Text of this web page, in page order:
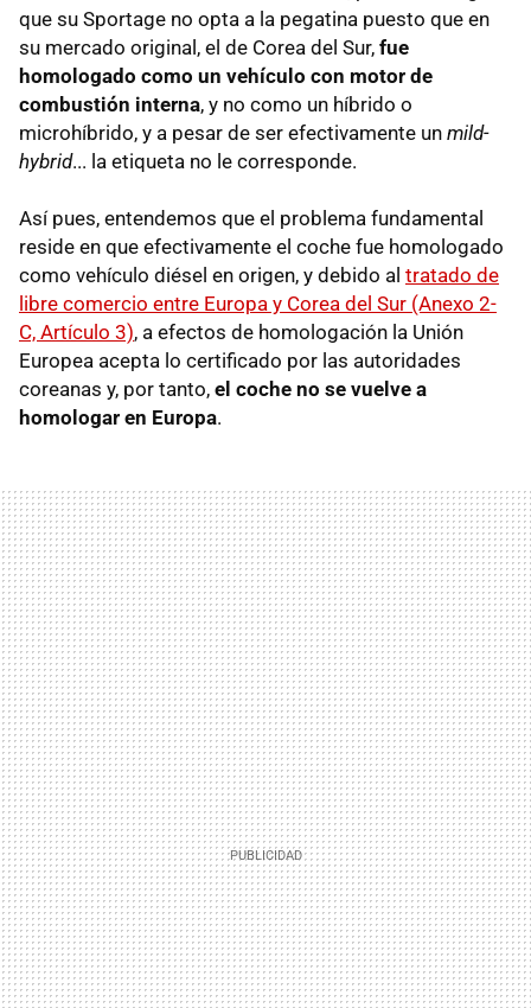
que su Sportage no opta a la pegatina puesto que en
su mercado original, el de Corea del Sur, fue
homologado como un vehículo con motor de
combustión interna, y no como un híbrido o
microhíbrido, y a pesar de ser efectivamente un mild-
hybrid... la etiqueta no le corresponde.
Así pues, entendemos que el problema fundamental
reside en que efectivamente el coche fue homologado
como vehículo diésel en origen, y debido al tratado de
libre comercio entre Europa y Corea del Sur (Anexo 2-
C, Artículo 3), a efectos de homologación la Unión
Europea acepta lo certificado por las autoridades
coreanas y, por tanto, el coche no se vuelve a
homologar en Europa.